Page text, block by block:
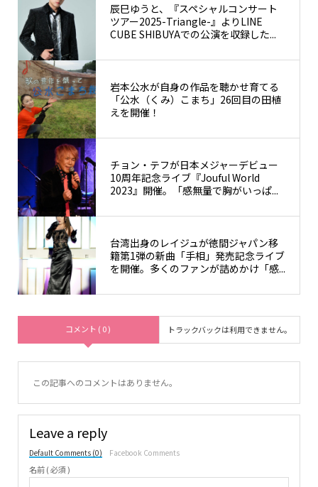
辰巳ゆうと、『スペシャルコンサート
ツアー2025-Triangle-』よりLINE
CUBE SHIBUYAでの公演を収録した...
岩本公水が自身の作品を聴かせ育てる
「公水（くみ）こまち」26回目の田植
えを開催！
チョン・テフが日本メジャーデビュー
10周年記念ライブ『Jouful World
2023』開催。「感無量で胸がいっぱ...
台湾出身のレイジュが徳間ジャパン移
籍第1弾の新曲「手相」発売記念ライブ
を開催。多くのファンが詰めかけ「感...
コメント ( 0 ) トラックバックは利用できません。
この記事へのコメントはありません。
Leave a reply
Default Comments (0) Facebook Comments
名前 ( 必須 )